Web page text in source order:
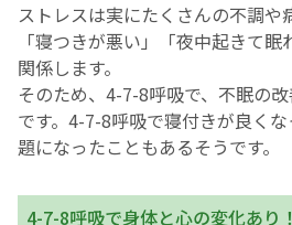
ストレスは実にたくさんの不調や
「寝つきが悪い」「夜中起きて
関係します。
そのため、4-7-8呼吸で、不眠の
です。4-7-8呼吸で寝付きが良く
題になったこともあるそうです。
4-7-8呼吸で身体と心の変化あり！